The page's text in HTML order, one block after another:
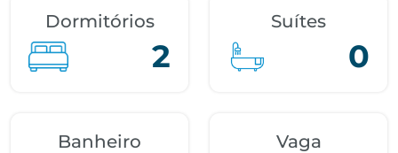
Dormitórios
2
Suítes
0
Banheiro Vaga